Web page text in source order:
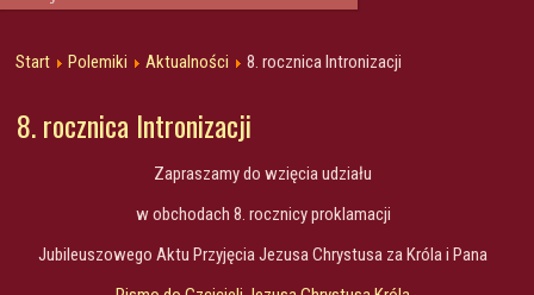
Start Polemiki Aktualności 8. rocznica Intronizacji
8. rocznica Intronizacji
Zapraszamy do wzięcia udziału
w obchodach 8. rocznicy proklamacji
Jubileuszowego Aktu Przyjęcia Jezusa Chrystusa za Króla i Pana